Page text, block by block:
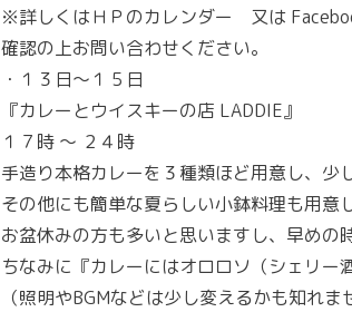
※詳しくはＨＰのカレンダー 又は
確認の上お問い合わせください。
・ １３日～１５日
『カレーとウイスキーの店 LADDIE』
１７時 ～ ２４時
手造り本格カレーを３種類ほど用意し、少
その他にも簡単な夏らしい小鉢料理も用意
お盆休みの方も多いと思いますし、早めの
ちなみに『カレーにはオロロソ（シェリー
（照明やBGMなどは少し変えるかも知れ